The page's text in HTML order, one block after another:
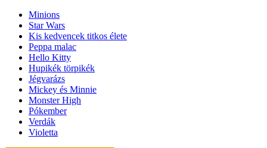
Minions
Star Wars
Kis kedvencek titkos élete
Peppa malac
Hello Kitty
Hupikék törpikék
Jégvarázs
Mickey és Minnie
Monster High
Pókember
Verdák
Violetta